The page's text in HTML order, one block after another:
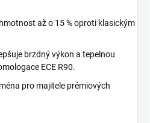
až o 15 % oproti klasickým
brzdný výkon a tepelnou
ECE R90.
pro majitele prémiových